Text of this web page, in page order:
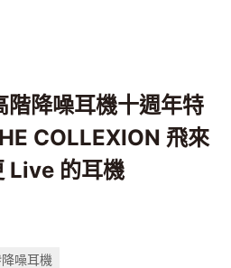
耳機十週年特別款：1000X THE
降噪耳機十週年特
COLLEXION 飛來
Live 的耳機
噪耳機